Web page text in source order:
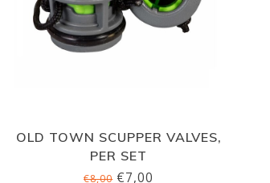
OLD TOWN SCUPPER VALVES,
PER SET
€8,00€7,00